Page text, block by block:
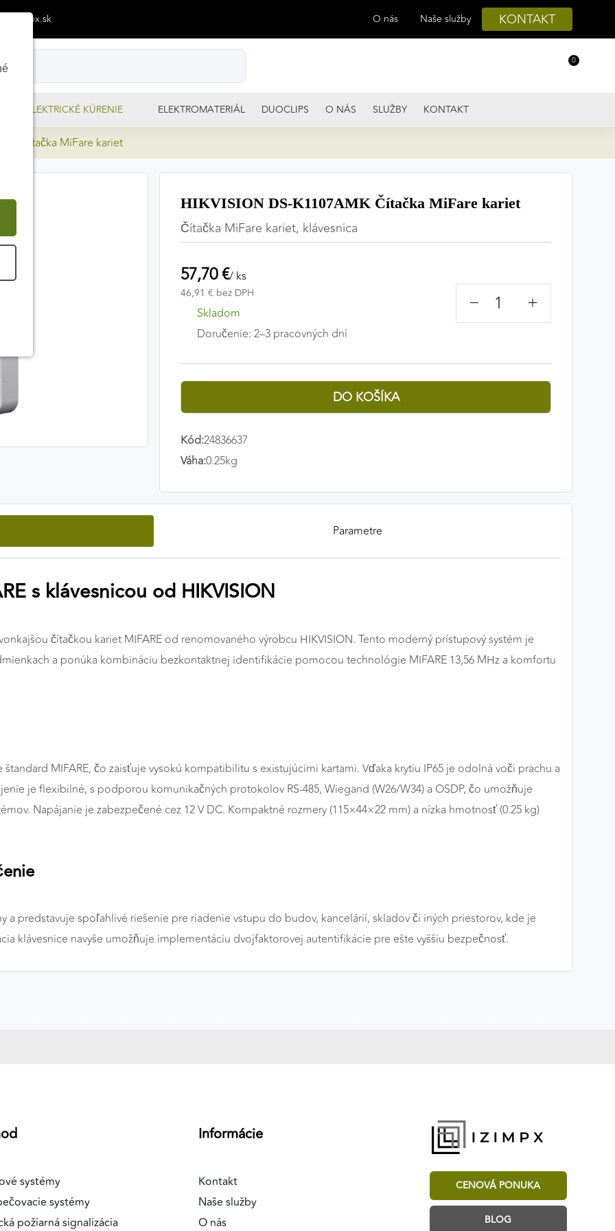
O nás Naše služby KONTAKT
0
ELEKTRICKÉ KÚRENIE ELEKTROMATERIÁL DUOCLIPS O NÁS SLUŽBY KONTAKT
Čítačka MiFare kariet
HIKVISION DS-K1107AMK Čítačka MiFare kariet
Čítačka MiFare kariet, klávesnica
57,70 €/ ks
46,91 € bez DPH
Skladom
Doručenie: 2–3 pracovných dní
− +
Kód:24836637
Váha:0.25kg
Parametre
s klávesnicou od HIKVISION
čítačkou kariet MIFARE od renomovaného výrobcu HIKVISION. Tento moderný prístupový systém je
a ponúka kombináciu bezkontaktnej identifikácie pomocou technológie MIFARE 13,56 MHz a komfortu
MIFARE, čo zaisťuje vysokú kompatibilitu s existujúcimi kartami. Vďaka krytiu IP65 je odolná voči prachu a
je flexibilné, s podporou komunikačných protokolov RS-485, Wiegand (W26/W34) a OSDP, čo umožňuje
Napájanie je zabezpečené cez 12 V DC. Kompaktné rozmery (115×44×22 mm) a nízka hmotnosť (0.25 kg)
a predstavuje spoľahlivé riešenie pre riadenie vstupu do budov, kancelárií, skladov či iných priestorov, kde je
klávesnice navyše umožňuje implementáciu dvojfaktorovej autentifikácie pre ešte vyššiu bezpečnosť.
systémy
systémy
požiarná signalizácia
Informácie
Kontakt
Naše služby
O nás
CENOVÁ PONUKA
BLOG